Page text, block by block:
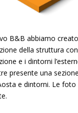
B&B abbiamo
della struttura
e i dintorni
presente una
e dintorni. Le